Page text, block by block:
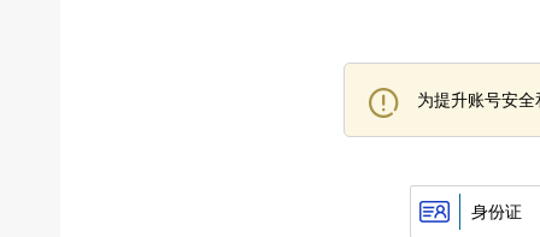
为提升账号安